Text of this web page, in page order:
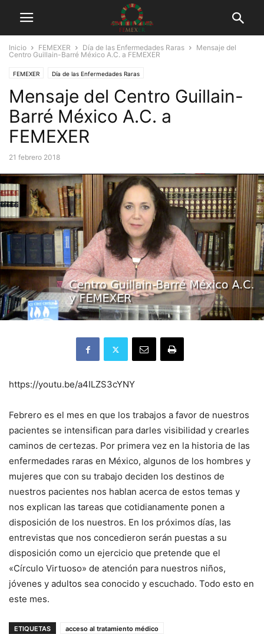
Inicio FEMEXER Día de las Enfermedades Raras
Mensaje del
Centro Guillain-Barré México A.C. a FEMEXER
FEMEXER Día de las Enfermedades Raras
Trabajo con asociaciones de pacientes
Mensaje del Centro Guillain-
Barré México A.C. a
FEMEXER
21 febrero 2018
https://youtu.be/a4ILZS3cYNY
Febrero es el mes en que los trabajos a favor de nuestros
pacientes se intensifican para darles visibilidad y crearles
caminos de certezas. Por primera vez en la historia de las
enfermedades raras en México, algunos de los hombres y
mujeres que con su trabajo deciden los destinos de
nuestros pacientes nos hablan acerca de estos temas y
nos explican las tareas que cotidianamente ponen a
disposición de los nuestros. En los próximos días, las
entrevistas que nos concedieron serán puestas a su
disposición como un ejercicio que pretende que el
«Círculo Virtuoso» de atención para nuestros niños,
jóvenes y adultos sea conocido y escuchado. Todo esto en
este mes.
ETIQUETAS
acceso al tratamiento médico